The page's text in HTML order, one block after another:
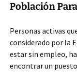
Población
Personas activas
considerado por la
estar sin empleo,
encontrar un